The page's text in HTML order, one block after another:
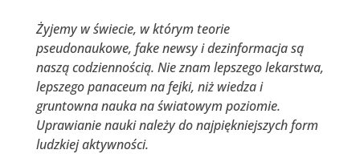
Żyjemy w świecie, w którym teorie
pseudonaukowe, fake newsy i dezinformacja są
naszą codziennością. Nie znam lepszego lekarstwa,
lepszego panaceum na fejki, niż wiedza i
gruntowna nauka na światowym poziomie.
Uprawianie nauki należy do najpiękniejszych form
ludzkiej aktywności.